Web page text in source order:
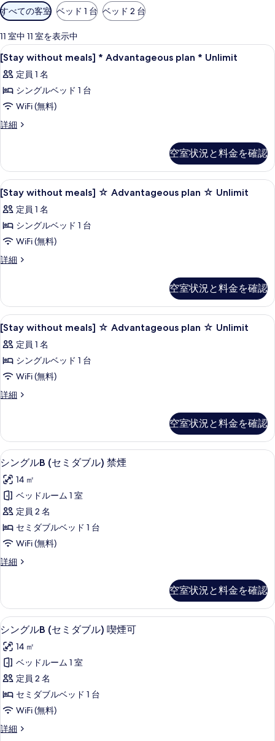
利
用
可
能
な
客
室
の
り
条
件
すべての客室 ベッド 1 台 ベッド 2 台
11 室中 11 室を表示中
[Stay
without
meals]
*
Advantageous
plan
の
す
べ
て
の
写
真
示
す
る
デスク、遮光カーテン、WiFi (無料)
15
[Stay without meals] * Advantageous plan * Unlimit
定員 1 名
シングルベッド 1 台
WiFi (無料)
詳細
[Stay
Advantageous
plan
*
Unlimit
の
詳
空室状況と料金を確認
[Stay
without
meals]
☆
Advantageous
plan
の
す
べ
て
の
写
真
示
す
る
デスク、遮光カーテン、WiFi (無料)
15
[Stay without meals] ☆ Advantageous plan ☆ Unlimit
定員 1 名
シングルベッド 1 台
WiFi (無料)
詳細
[Stay
Advantageous
plan
☆
Unlimit
の
詳
空室状況と料金を確認
[Stay
without
meals]
☆
Advantageous
plan
の
す
べ
て
の
写
真
を
表
る
デスク、遮光カーテン、WiFi (無料)
15
[Stay without meals] ☆ Advantageous plan ☆ Unlimit
定員 1 名
シングルベッド 1 台
WiFi (無料)
詳細
[Stay
Advantageous
plan
☆
の
詳
細
空室状況と料金を確認
シ
ン
グ
ル
B
(セ
ミ
ダ
ル)
禁
煙
の
す
べ
て
の
写
デスク、遮光カーテン、WiFi (無料)
14
シングルB (セミダブル) 禁煙
14 ㎡
ベッドルーム 1 室
定員 2 名
セミダブルベッド 1 台
WiFi (無料)
詳細
シ
B
(セ
ミ
ブ
ル)
禁
煙
の
詳
細
空室状況と料金を確認
シ
ン
グ
ル
B
(セ
ミ
ダ
デスク、遮光カーテン、WiFi (無料)
14
シングルB (セミダブル) 喫煙可
14 ㎡
ベッドルーム 1 室
定員 2 名
セミダブルベッド 1 台
WiFi (無料)
詳細
シ